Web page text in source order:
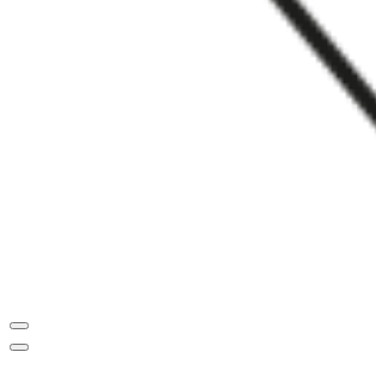
Navigationsmenü
Navigationsmenü